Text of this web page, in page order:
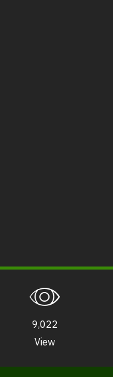
บริการสำหรับผู้พิการ
ข้อมูลสัตว์ในเชี
9,022
View